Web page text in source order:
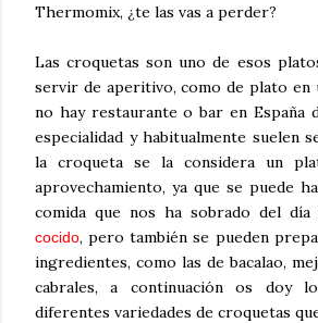
Thermomix, ¿te las vas a perder?
Las croquetas son uno de esos
servir de aperitivo, como de plato en
no hay restaurante o bar en España
especialidad y habitualmente suelen
la croqueta se la considera un
aprovechamiento, ya que se puede
comida que nos ha sobrado del
cocido, pero también se pueden
ingredientes, como las de bacalao,
cabrales, a continuación os doy
diferentes variedades de croquetas